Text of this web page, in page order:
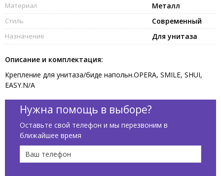
Материал Металл
Стиль Современный
Назначение Для унитаза
Описание и комплектация:
Крепление для унитаза/биде напольн.OPERA, SMILE, SHUI,
EASY.N/A
Нужна помощь в выборе?
Оставьте свой телефон и мы перезвоним в
ближайшее время